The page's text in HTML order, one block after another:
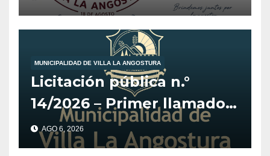
MUNICIPALIDAD DE VILLA LA ANGOSTURA
Licitación pública n.°
14/2026 – Primer llamado
para la adquisición de
vehículo adaptado para
AGO 6, 2026